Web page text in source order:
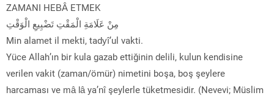
ZAMANI HEBÂ ETMEK
مِنْ عَلَامَةِ الْمَقْتِ تَضْيِيعِ الْوَقْتِ
Min alamet il mekti, tadyî’ul vakti.
Yüce Allah’ın bir kula gazab ettiğinin delili, kulun kendisine
verilen vakit (zaman/ömür) nimetini boşa, boş şeylere
harcaması ve mâ lâ ya’nî şeylerle tüketmesidir. (Nevevi; Müslim